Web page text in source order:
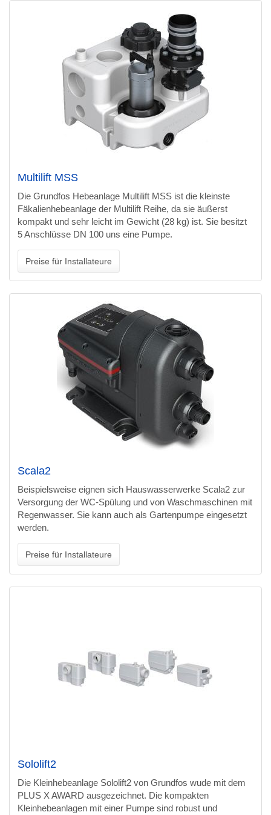
Multilift MSS
Die Grundfos Hebeanlage Multilift MSS ist die kleinste
Fäkalienhebeanlage der Multilift Reihe, da sie äußerst
kompakt und sehr leicht im Gewicht (28 kg) ist. Sie besitzt
5 Anschlüsse DN 100 uns eine Pumpe.
Preise für Installateure
Scala2
Beispielsweise eignen sich Hauswasserwerke Scala2 zur
Versorgung der WC-Spülung und von Waschmaschinen mit
Regenwasser. Sie kann auch als Gartenpumpe eingesetzt
werden.
Preise für Installateure
Sololift2
Die Kleinhebeanlage Sololift2 von Grundfos wude mit dem
PLUS X AWARD ausgezeichnet. Die kompakten
Kleinhebeanlagen mit einer Pumpe sind robust und